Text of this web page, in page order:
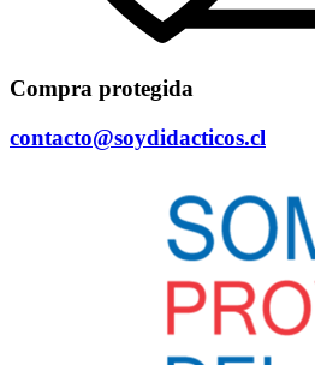
Compra protegida
contacto@soydidacticos.cl